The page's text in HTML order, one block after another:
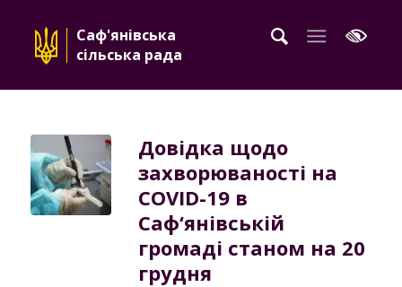
Саф'янівська
сільська рада
Довідка щодо
захворюваності на
COVID-19 в
Саф‘янівській
громаді станом на 20
грудня